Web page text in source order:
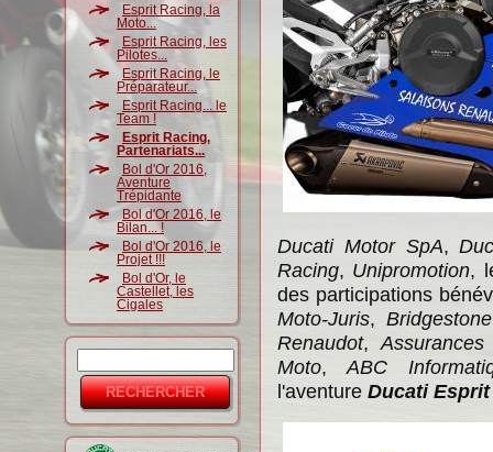
Esprit Racing, la
Moto...
Esprit Racing, les
Pilotes...
Esprit Racing, le
Préparateur...
Esprit Racing... le
Team !
Esprit Racing,
Partenariats...
Bol d'Or 2016,
Aventure
Trépidante
Bol d'Or 2016, le
Bilan... !
Bol d'Or 2016, le
Projet !!!
Bol d'Or, le
Castellet, les
Cigales
Formulaire
de
recherche
Ducati Motor SpA,
Racing, Unipromotion,
des participations
Moto-Juris,Bridgestone
Renaudot,
Moto,ABC
l'aventure Ducati